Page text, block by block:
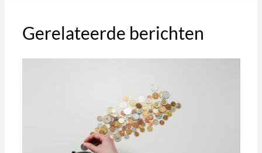
Gerelateerde berichten